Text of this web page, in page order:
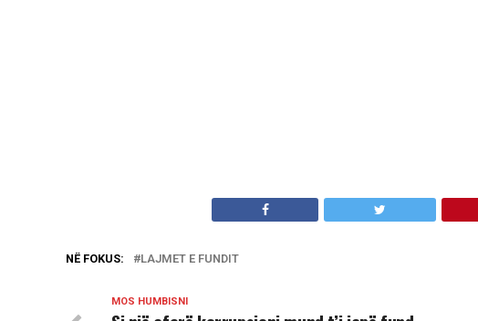
NË FOKUS: LAJMET E FUNDIT
MOS HUMBISNI